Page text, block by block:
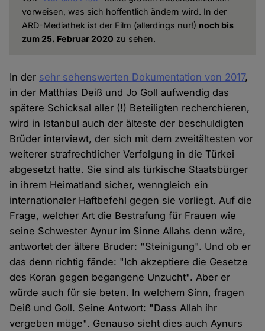
vorweisen, was sich hoffentlich ändern wird. In der
ARD-Mediathek ist der Film (allerdings nur!) noch bis
zum 25. Februar 2020 zu sehen.
In der sehr sehenswerten Dokumentation von 2017,
in der Matthias Deiß und Jo Goll aufwendig das
spätere Schicksal aller (!) Beteiligten recherchieren,
wird in Istanbul auch der älteste der beschuldigten
Brüder interviewt, der sich mit dem zweitältesten vor
weiterer strafrechtlicher Verfolgung in die Türkei
abgesetzt hatte. Sie sind als türkische Staatsbürger
in ihrem Heimatland sicher, wenngleich ein
internationaler Haftbefehl gegen sie vorliegt. Auf die
Frage, welcher Art die Bestrafung für Frauen wie
seine Schwester Aynur im Sinne Allahs denn wäre,
antwortet der ältere Bruder: "Steinigung". Und ob er
das denn richtig fände: "Ich akzeptiere die Gesetze
des Koran gegen begangene Unzucht". Aber er
würde auch für sie beten. In welchem Sinn, fragen
Deiß und Goll. Seine Antwort: "Dass Allah ihr
vergeben möge". Genauso sieht dies auch Aynurs